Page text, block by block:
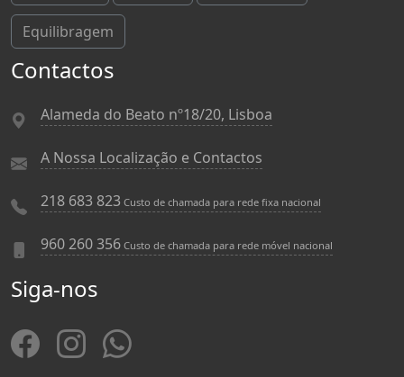
Equilibragem
Contactos
Alameda do Beato nº18/20, Lisboa
A Nossa Localização e Contactos
218 683 823 Custo de chamada para rede fixa nacional
960 260 356 Custo de chamada para rede móvel nacional
Siga-nos